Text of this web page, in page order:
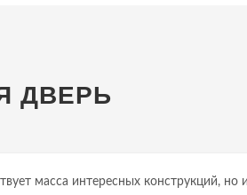
ДВЕРЬ
масса интересных конструкций,